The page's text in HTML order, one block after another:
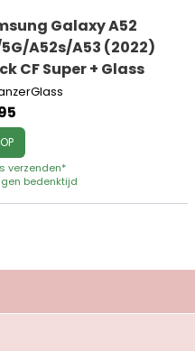
Galaxy A52
A52s/A53 (2022)
CF Super + Glass
verzenden*
bedenktijd